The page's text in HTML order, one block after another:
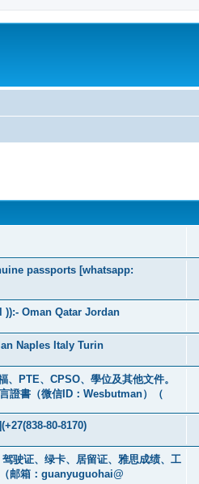
passports [whatsapp:
)):- Oman Qatar Jordan
Naples Italy Turin
PTE、CPSO、學位及其他文件。
證書（微信ID：Wesbutman）（
80-8170)
驶证、绿卡、居留证、雅思成绩、工
邮箱：guanyuguohai@